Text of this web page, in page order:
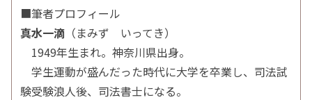
■筆者プロフィール
真水一滴 （まみず いってき）
1949年生まれ。神奈川県出身。
学生運動が盛んだった時代に大学を卒業し、司法試
験受験浪人後、司法書士になる。